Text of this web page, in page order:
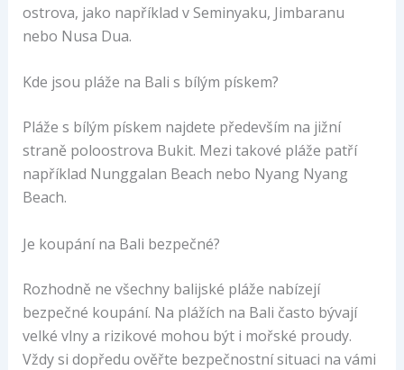
ostrova, jako například v Seminyaku, Jimbaranu
nebo Nusa Dua.
Kde jsou pláže na Bali s bílým pískem?
Pláže s bílým pískem najdete především na jižní
straně poloostrova Bukit. Mezi takové pláže patří
například Nunggalan Beach nebo Nyang Nyang
Beach.
Je koupání na Bali bezpečné?
Rozhodně ne všechny balijské pláže nabízejí
bezpečné koupání. Na plážích na Bali často bývají
velké vlny a rizikové mohou být i mořské proudy.
Vždy si dopředu ověřte bezpečnostní situaci na vámi